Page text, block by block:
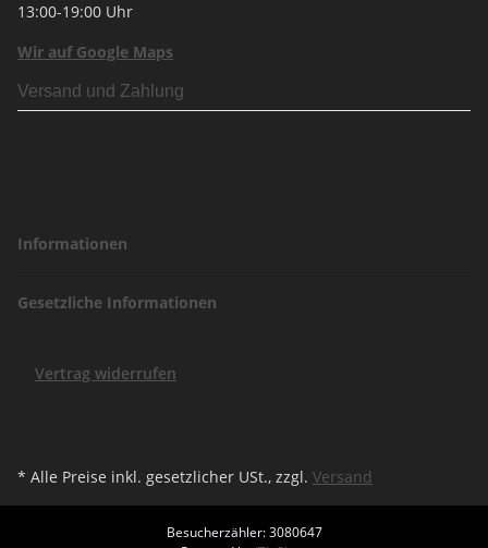
13:00-19:00 Uhr
Wir auf Google Maps
Versand und Zahlung
Informationen
Gesetzliche Informationen
Vertrag widerrufen
* Alle Preise inkl. gesetzlicher USt., zzgl. Versand
Besucherzähler: 3080647